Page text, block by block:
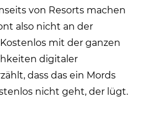
von Resorts machen
also nicht an der
mit der ganzen
digitaler
dass das ein Mords
nicht geht, der lügt.